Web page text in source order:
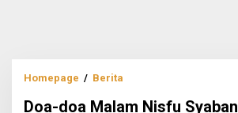
Homepage / Berita
Malam
Doa-doa Malam Nisfu Syaban